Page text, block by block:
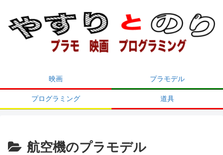
映画 プラモデル
プログラミング 道具
航空機のプラモデル